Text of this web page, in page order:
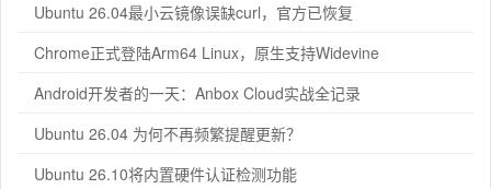
Ubuntu 26.04最小云镜像误缺curl，官方已恢复
Chrome正式登陆Arm64 Linux，原生支持Widevine
Android开发者的一天：Anbox Cloud实战全记录
Ubuntu 26.04 为何不再频繁提醒更新？
Ubuntu 26.10将内置硬件认证检测功能